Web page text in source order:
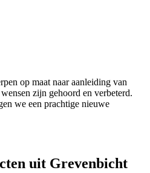
op maat naar aanleiding van
zijn gehoord en verbeterd.
we een prachtige nieuwe
uit Grevenbicht